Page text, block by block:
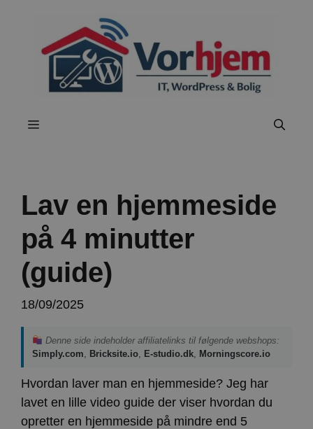
Menu
Lav en hjemmeside
på 4 minutter
(guide)
18/09/2025
Denne side indeholder affiliatelinks til følgende webshops:
Simply.com, Bricksite.io, E-studio.dk, Morningscore.io
Hvordan laver man en hjemmeside? Jeg har
lavet en lille video guide der viser hvordan du
opretter en hjemmeside på mindre end 5